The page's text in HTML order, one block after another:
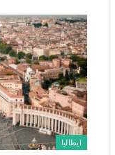
ايطاليا